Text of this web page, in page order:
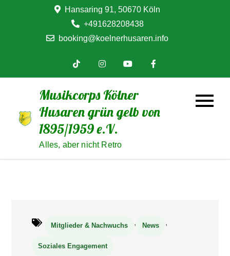
Hansaring 91, 50670 Köln
+491628208438
booking@koelnerhusaren.info
Musikcorps Kölner
Husaren grün gelb von
1895/1959 e.V.
Alles, aber nicht Retro
Mitglieder & Nachwuchs , News ,
Soziales Engagement